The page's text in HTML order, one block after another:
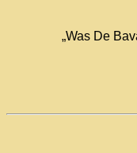
„Was De